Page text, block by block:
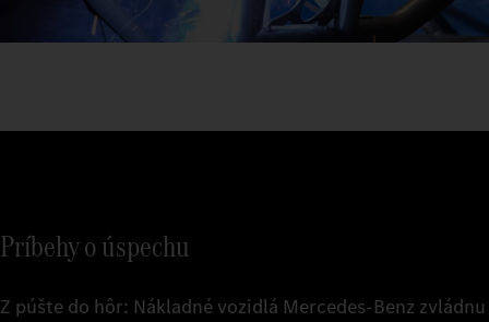
Príbehy o úspechu
Z púšte do hôr: Nákladné vozidlá Mercedes‑Benz zvládnu